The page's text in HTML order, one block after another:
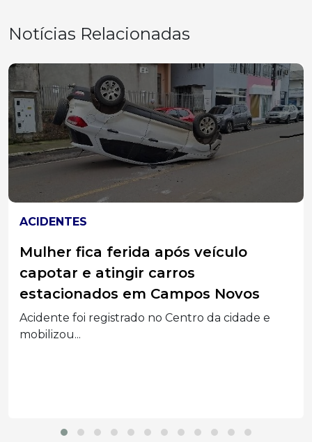
Notícias Relacionadas
ESTADO
Moradores de SC recebem conta de
água de R$ 24 milhões
Erro na leitura dos hidrômetros gerou
documentos com valores...